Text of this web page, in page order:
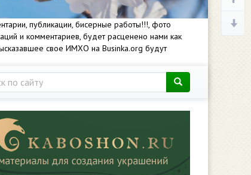
публикации, бисерные работы!!!, фото
и комментариев, будет расценено нами как
свое ИМХО на Businka.org будут